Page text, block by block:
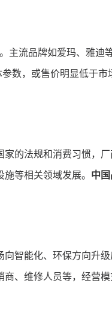
主流品牌如爱玛、雅迪
数，或售价明显低于市
家的法规和消费习惯，
等相关领域发展。 中
向智能化、环保方向升
商、维修人员等，经营